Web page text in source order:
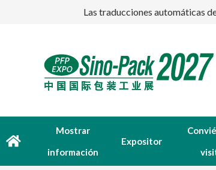
Las traducciones automáticas
Mostrar
información
Expositor